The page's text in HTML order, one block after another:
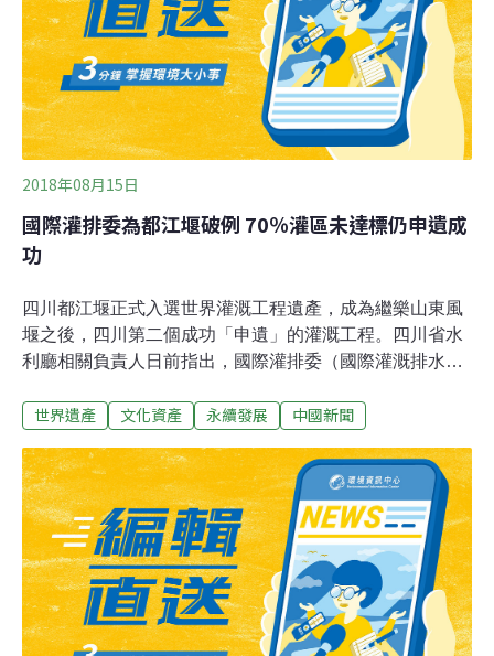
在詳細調查這些珍貴收藏品的受災數量。首里城是琉球王
國時代、約500年前興建，1933年被指定為國寶，在二次
世界大戰沖繩戰役時曾被美軍炮擊燒毀。1992年正殿修復
後，其他建築物陸續修復，西元2000年首里城城址與沖繩
縣內其他的城址登記為世界遺產。曾
2018年08月15日
國際灌排委為都江堰破例 70％灌區未達標仍申遺成
功
四川都江堰正式入選世界灌溉工程遺產，成為繼樂山東風
堰之後，四川第二個成功「申遺」的灌溉工程。四川省水
利廳相關負責人日前指出，國際灌排委（國際灌溉排水協
圍的工程使用時間，應該在100年以上，而都江堰超過七
堰超過七成的灌溉面積不到70年，並沒達到申請門檻，但
灌區面積能在當代急劇擴大，說明該工程具備前瞻性、科
學性，因此最後仍受到肯定。
世界遺產 文化資產 永續發展 中國新聞